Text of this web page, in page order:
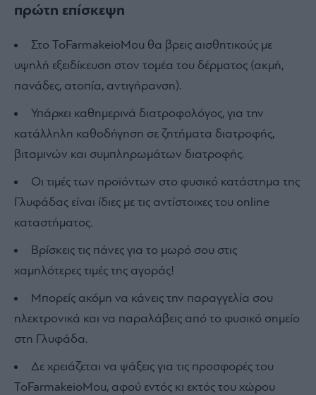
πρώτη επίσκεψη
Στο ToFarmakeioMou θα βρεις αισθητικούς με
υψηλή εξειδίκευση στον τομέα του δέρματος (ακμή,
πανάδες, ατοπία, αντιγήρανση).
Υπάρχει καθημερινά διατροφολόγος, για την
κατάλληλη καθοδήγηση σε ζητήματα διατροφής,
βιταμινών και συμπληρωμάτων διατροφής.
Οι τιμές των προϊόντων στο φυσικό κατάστημα της
Γλυφάδας είναι ίδιες με τις αντίστοιχες του online
καταστήματος.
Βρίσκεις τις πάνες για το μωρό σου στις
χαμηλότερες τιμές της αγοράς!
Μπορείς ακόμη να κάνεις την παραγγελία σου
ηλεκτρονικά και να παραλάβεις από το φυσικό σημείο
στη Γλυφάδα.
Δε χρειάζεται να ψάξεις για τις προσφορές του
ToFarmakeioMou, αφού εντός κι εκτός του χώρου